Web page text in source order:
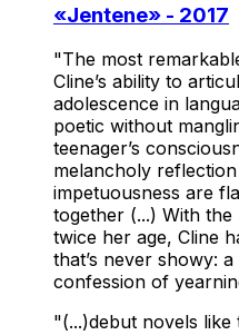
«Jentene» - 2017
"The most
Cline’s ability to
adolescence in
poetic without
teenager’s
melancholy reflection
impetuousness are
together (...) With
twice her age, Cline
that’s never showy:
confession of
"(...)debut novels like